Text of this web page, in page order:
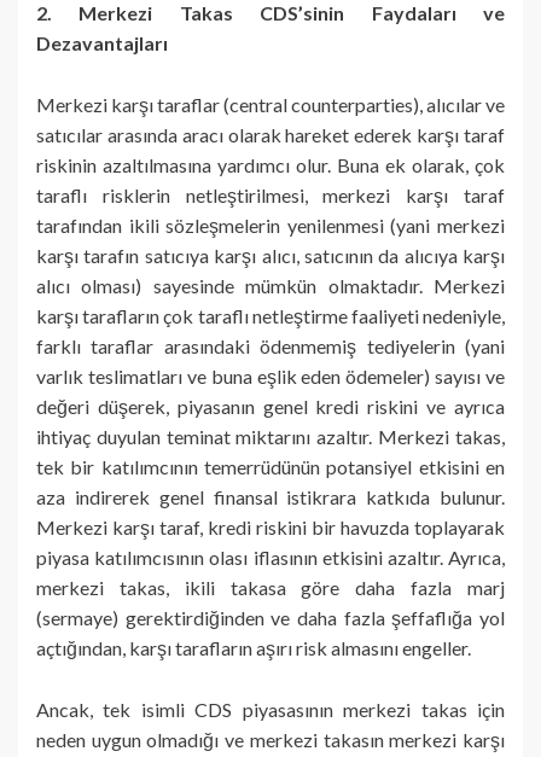
2. Merkezi Takas CDS’sinin Faydaları ve
Dezavantajları
Merkezi karşı taraflar (central counterparties), alıcılar ve
satıcılar arasında aracı olarak hareket ederek karşı taraf
riskinin azaltılmasına yardımcı olur. Buna ek olarak, çok
taraflı risklerin netleştirilmesi, merkezi karşı taraf
tarafından ikili sözleşmelerin yenilenmesi (yani merkezi
karşı tarafın satıcıya karşı alıcı, satıcının da alıcıya karşı
alıcı olması) sayesinde mümkün olmaktadır. Merkezi
karşı tarafların çok taraflı netleştirme faaliyeti nedeniyle,
farklı taraflar arasındaki ödenmemiş tediyelerin (yani
varlık teslimatları ve buna eşlik eden ödemeler) sayısı ve
değeri düşerek, piyasanın genel kredi riskini ve ayrıca
ihtiyaç duyulan teminat miktarını azaltır. Merkezi takas,
tek bir katılımcının temerrüdünün potansiyel etkisini en
aza indirerek genel finansal istikrara katkıda bulunur.
Merkezi karşı taraf, kredi riskini bir havuzda toplayarak
piyasa katılımcısının olası iflasının etkisini azaltır. Ayrıca,
merkezi takas, ikili takasa göre daha fazla marj
(sermaye) gerektirdiğinden ve daha fazla şeffaflığa yol
açtığından, karşı tarafların aşırı risk almasını engeller.
Ancak, tek isimli CDS piyasasının merkezi takas için
neden uygun olmadığı ve merkezi takasın merkezi karşı